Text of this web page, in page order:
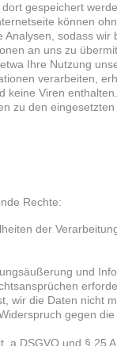
gespeichert
können
sodass wir
an uns zu
Ihre Nutzung
verarbeiten,
keine Viren enthalten.
zu den
Rechte:
der
und
wir die Daten nicht
gegen
a DSGVO und § 25